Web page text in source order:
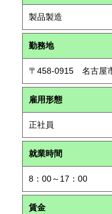
製品製造
勤務地
〒458-0915 名古屋
雇用形態
正社員
就業時間
8：00～17：00
賃金